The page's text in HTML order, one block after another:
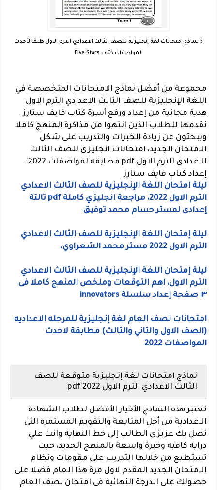
5 نماذج امتحانات لغة إنجليزية للصف الثالث الاعدادي الترم الاول طبقا لأحدث
المواصفات كتاب Five Stars
مجموعة من أفضل نماذج الامتحانات المتخصصة في
اللغة الإنجليزية للصف الثالث الاعدادي الترم الاول
هدية مجانية من إعداد ورفع أسرة كتاب فايف ستارز
نقدمها للطلاب الذين انتهوا من مذاكرة المنهج كاملا
ويبحثون عن زيادة الخبرات والتدريب على شكل
الامتحان الجديد، امتحانات انجليزى للصف الثالث
الاعدادي الترم الاول pdf مطابقة لمواصفات 2022،
إعداد كتاب فايف ستارز
ليلة امتحان اللغة الإنجليزية للصف الثالث الاعدادي
الترم الاول 2022، مراجعة انجليزي كاملة pdf تالتة
إعدادى لمستر حسام محمد توفيق
ليلة إمتحان اللغة الإنجليزية للصف الثالث الاعدادي
الترم الاول 2022 مستر محمد الشعراوي،
ليلة إمتحان اللغة الإنجليزية للصف الثالث الاعدادي
الترم الاول، اهم التوقعات وملخص المنهج كاملا فى
١٣ صفحة إعداد سلسلة innovators
امتحانات نصف العام لغة إنجليزية للمرحله الاعداديه
(الصف الاول والثاني والثالث) مطابقة لاحدث
المواصفات 2022
نماذج امتحانات لغة إنجليزية متوقعة للصف
الثالث الاعدادي الترم الاول pdf 2022
تعتبر هذه النماذج الأخيار الأفضل لطلاب الشهادة
الاعدادية من أجل المتابعة والتقويم المستمرة التى
تصل بك عزيزى الطالب إلى خط النهاية وانت علي
دراية كافية وخبرة واسعة بالمنهج الجديد، حيث
تستطيع من خلالها التدريب على مقومات ونظام
الامتحان الجديد المقدم لاول مرة هذا العام فضلا على
حصولك على الدرجة النهائية فى امتحان نصف العام